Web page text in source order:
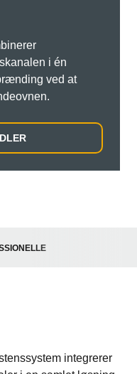
i én
ved at
integrerer